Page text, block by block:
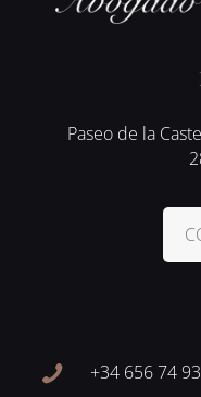
Paseo de la
+34 656 74